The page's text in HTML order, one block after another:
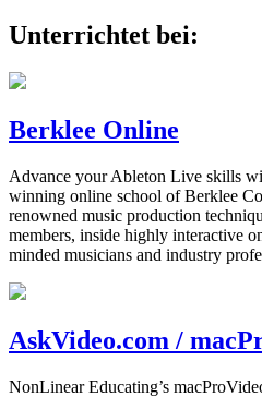
Unterrichtet bei:
Berklee Online
Advance your Ableton Live skills
winning online school of Berklee
renowned music production
members, inside highly interactive
minded musicians and industry
AskVideo.com /
NonLinear Educating’s